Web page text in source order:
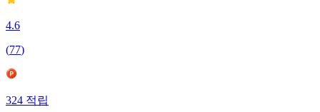
4.6
(77)
324 적립